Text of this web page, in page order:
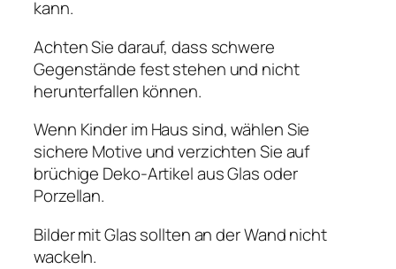
kann.
Achten Sie darauf, dass schwere
Gegenstände fest stehen und nicht
herunterfallen können.
Wenn Kinder im Haus sind, wählen Sie
sichere Motive und verzichten Sie auf
brüchige Deko-Artikel aus Glas oder
Porzellan.
Bilder mit Glas sollten an der Wand nicht
wackeln.